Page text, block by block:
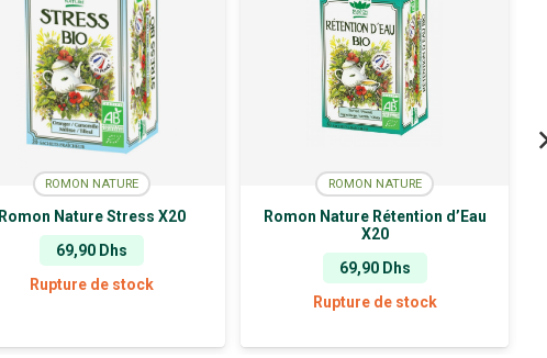
ROMON NATURE
Romon Nature Stress X20
69,90 Dhs
Rupture de stock
ROMON NATURE
Romon Nature Rétention d’Eau
X20
69,90 Dhs
Rupture de stock